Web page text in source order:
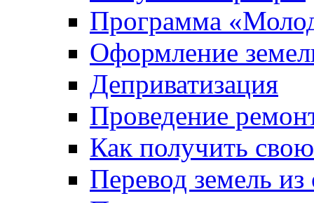
Программа
Оформление
Деприватизация
Проведение
Как получить
Перевод земель